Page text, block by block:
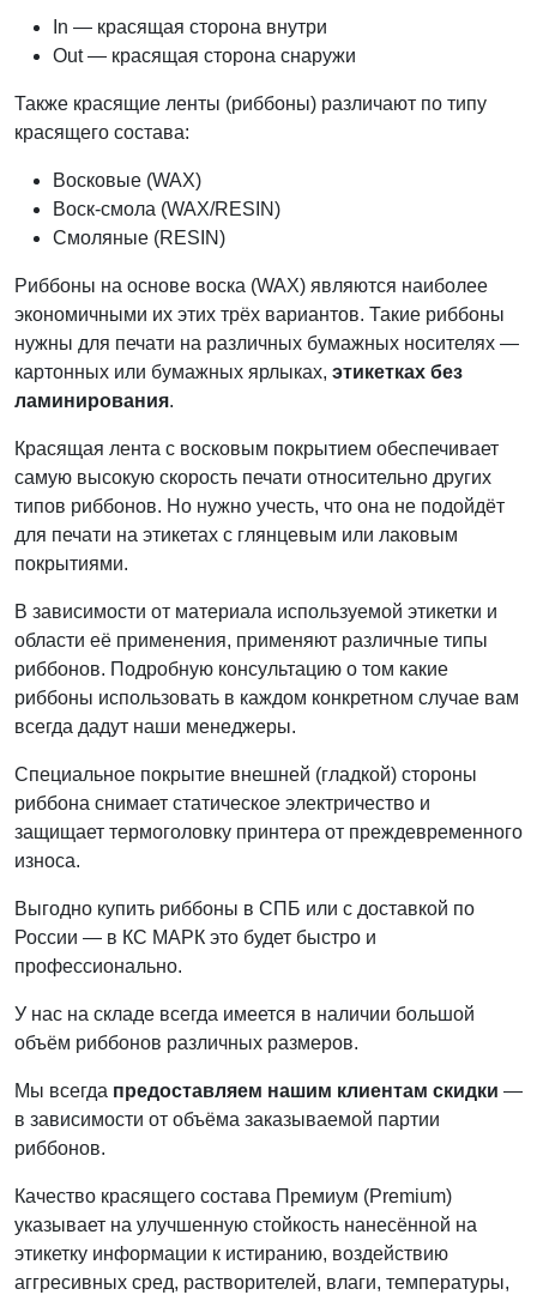
In — красящая сторона внутри
Out — красящая сторона снаружи
Также красящие ленты (риббоны) различают по типу
красящего состава:
Восковые (WAX)
Воск-смола (WAX/RESIN)
Смоляные (RESIN)
Риббоны на основе воска (WAX) являются наиболее
экономичными их этих трёх вариантов. Такие риббоны
нужны для печати на различных бумажных носителях —
картонных или бумажных ярлыках, этикетках без
ламинирования.
Красящая лента с восковым покрытием обеспечивает
самую высокую скорость печати относительно других
типов риббонов. Но нужно учесть, что она не подойдёт
для печати на этикетах с глянцевым или лаковым
покрытиями.
В зависимости от материала используемой этикетки и
области её применения, применяют различные типы
риббонов. Подробную консультацию о том какие
риббоны использовать в каждом конкретном случае вам
всегда дадут наши менеджеры.
Специальное покрытие внешней (гладкой) стороны
риббона снимает статическое электричество и
защищает термоголовку принтера от преждевременного
износа.
Выгодно купить риббоны в СПБ или с доставкой по
России — в КС МАРК это будет быстро и
профессионально.
У нас на складе всегда имеется в наличии большой
объём риббонов различных размеров.
Мы всегда предоставляем нашим клиентам скидки —
в зависимости от объёма заказываемой партии
риббонов.
Качество красящего состава Премиум (Premium)
указывает на улучшенную стойкость нанесённой на
этикетку информации к истиранию, воздействию
аггресивных сред, растворителей, влаги, температуры,